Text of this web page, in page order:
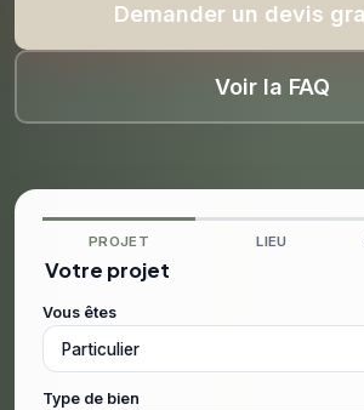
Demander un devis
Voir la FAQ
PROJET LIEU
Votre projet
Vous êtes
Type de bien